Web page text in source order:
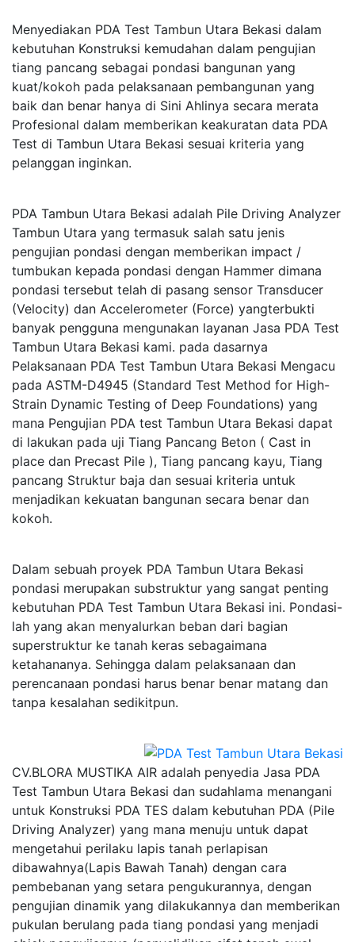
Menyediakan PDA Test Tambun Utara Bekasi dalam
kebutuhan Konstruksi kemudahan dalam pengujian
tiang pancang sebagai pondasi bangunan yang
kuat/kokoh pada pelaksanaan pembangunan yang
baik dan benar hanya di Sini Ahlinya secara merata
Profesional dalam memberikan keakuratan data PDA
Test di Tambun Utara Bekasi sesuai kriteria yang
pelanggan inginkan.
PDA Tambun Utara Bekasi adalah Pile Driving Analyzer
Tambun Utara yang termasuk salah satu jenis
pengujian pondasi dengan memberikan impact /
tumbukan kepada pondasi dengan Hammer dimana
pondasi tersebut telah di pasang sensor Transducer
(Velocity) dan Accelerometer (Force) yangterbukti
banyak pengguna mengunakan layanan Jasa PDA Test
Tambun Utara Bekasi kami. pada dasarnya
Pelaksanaan PDA Test Tambun Utara Bekasi Mengacu
pada ASTM-D4945 (Standard Test Method for High-
Strain Dynamic Testing of Deep Foundations) yang
mana Pengujian PDA test Tambun Utara Bekasi dapat
di lakukan pada uji Tiang Pancang Beton ( Cast in
place dan Precast Pile ), Tiang pancang kayu, Tiang
pancang Struktur baja dan sesuai kriteria untuk
menjadikan kekuatan bangunan secara benar dan
kokoh.
Dalam sebuah proyek PDA Tambun Utara Bekasi
pondasi merupakan substruktur yang sangat penting
kebutuhan PDA Test Tambun Utara Bekasi ini. Pondasi-
lah yang akan menyalurkan beban dari bagian
superstruktur ke tanah keras sebagaimana
ketahananya. Sehingga dalam pelaksanaan dan
perencanaan pondasi harus benar benar matang dan
tanpa kesalahan sedikitpun.
CV.BLORA MUSTIKA AIR adalah penyedia Jasa PDA
Test Tambun Utara Bekasi dan sudahlama menangani
untuk Konstruksi PDA TES dalam kebutuhan PDA (Pile
Driving Analyzer) yang mana menuju untuk dapat
mengetahui perilaku lapis tanah perlapisan
dibawahnya(Lapis Bawah Tanah) dengan cara
pembebanan yang setara pengukurannya, dengan
pengujian dinamik yang dilakukannya dan memberikan
pukulan berulang pada tiang pondasi yang menjadi